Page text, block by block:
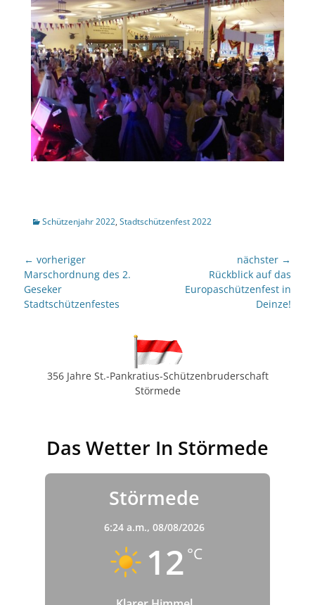
Kategorien
Schützenjahr 2022, Stadtschützenfest 2022
Beitragsnavigation
← vorheriger
Vorheriger
Beitrag:
Marschordnung des 2.
Geseker
Stadtschützenfestes
nächster →
Beitrag:
Rückblick auf das
Europaschützenfest in
Deinze!
356 Jahre St.-Pankratius-Schützenbruderschaft
Störmede
Das Wetter In Störmede
Störmede
6:24 a.m., 08/08/2026
12 °C